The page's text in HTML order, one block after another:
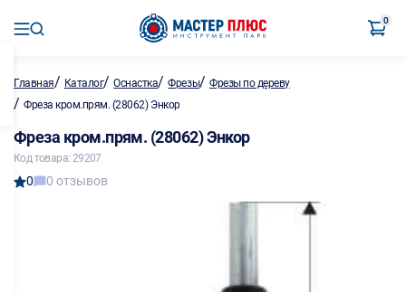
0
Главная/ Каталог/Оснастка/Фрезы/Фрезы по дереву
/ Фреза кром.прям. (28062) Энкор
Фреза кром.прям. (28062) Энкор
Код товара: 29207
0 0 отзывов